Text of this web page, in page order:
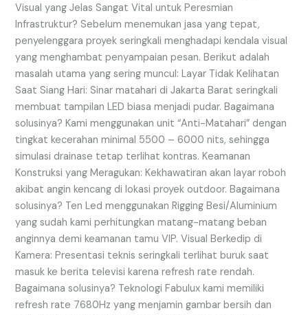
Visual yang Jelas Sangat Vital untuk Peresmian
Infrastruktur? Sebelum menemukan jasa yang tepat,
penyelenggara proyek seringkali menghadapi kendala visual
yang menghambat penyampaian pesan. Berikut adalah
masalah utama yang sering muncul: Layar Tidak Kelihatan
Saat Siang Hari: Sinar matahari di Jakarta Barat seringkali
membuat tampilan LED biasa menjadi pudar. Bagaimana
solusinya? Kami menggunakan unit “Anti-Matahari” dengan
tingkat kecerahan minimal 5500 – 6000 nits, sehingga
simulasi drainase tetap terlihat kontras. Keamanan
Konstruksi yang Meragukan: Kekhawatiran akan layar roboh
akibat angin kencang di lokasi proyek outdoor. Bagaimana
solusinya? Ten Led menggunakan Rigging Besi/Aluminium
yang sudah kami perhitungkan matang-matang beban
anginnya demi keamanan tamu VIP. Visual Berkedip di
Kamera: Presentasi teknis seringkali terlihat buruk saat
masuk ke berita televisi karena refresh rate rendah.
Bagaimana solusinya? Teknologi Fabulux kami memiliki
refresh rate 7680Hz yang menjamin gambar bersih dan